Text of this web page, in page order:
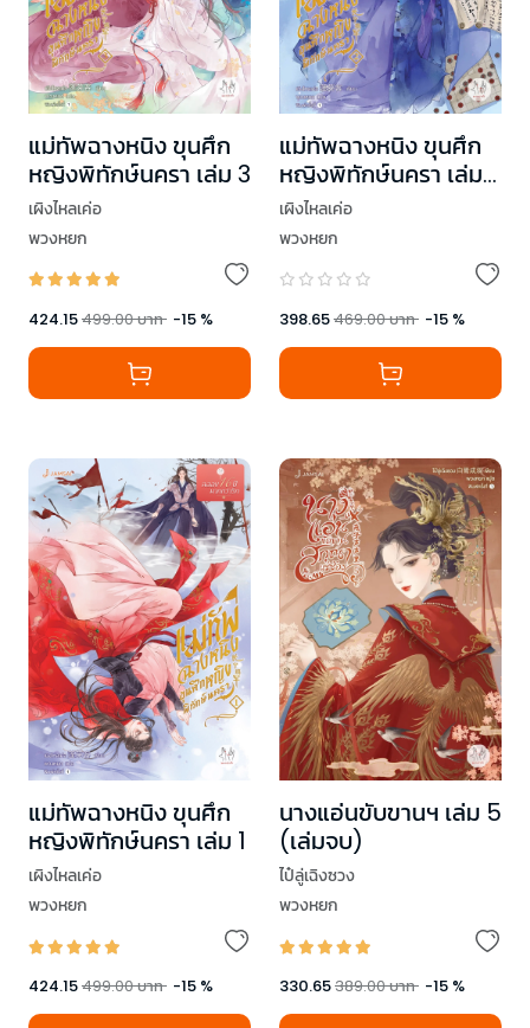
แม่ทัพฉางหนิง ขุนศึก
หญิงพิทักษ์นครา เล่ม 3
เผิงไหลเค่อ
พวงหยก
424.15499.00บาท -15 %
แม่ทัพฉางหนิง ขุนศึก
หญิงพิทักษ์นครา เล่ม
2
เผิงไหลเค่อ
พวงหยก
398.65469.00บาท -15 %
แม่ทัพฉางหนิง ขุนศึก
หญิงพิทักษ์นครา เล่ม 1
เผิงไหลเค่อ
พวงหยก
424.15499.00บาท -15 %
นางแอ่นขับขานฯ เล่ม 5
(เล่มจบ)
ไป๋ลู่เฉิงซวง
พวงหยก
330.65389.00บาท -15 %